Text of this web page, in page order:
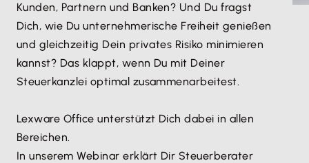
Kunden, Partnern und Banken? Und Du fragst
Dich, wie Du unternehmerische Freiheit genießen
und gleichzeitig Dein privates Risiko minimieren
kannst? Das klappt, wenn Du mit Deiner
Steuerkanzlei optimal zusammenarbeitest.
Lexware Office unterstützt Dich dabei in allen
Bereichen.
In unserem Webinar erklärt Dir Steuerberater